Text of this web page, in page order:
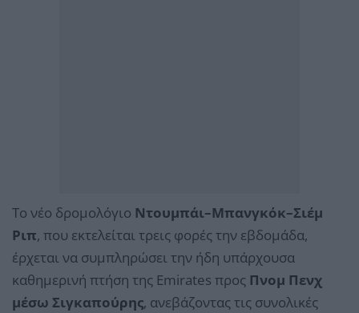
Το νέο δρομολόγιο Ντουμπάι–Μπανγκόκ–Σιέμ
Ριπ, που εκτελείται τρεις φορές την εβδομάδα,
έρχεται να συμπληρώσει την ήδη υπάρχουσα
καθημερινή πτήση της Emirates προς Πνομ Πενχ
μέσω Σιγκαπούρης, ανεβάζοντας τις συνολικές